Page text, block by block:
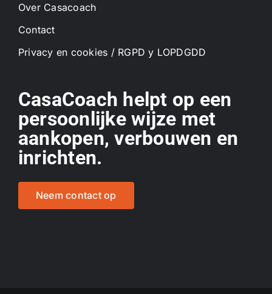
Over Casacoach
Contact
Privacy en cookies / RGPD y LOPDGDD
CasaCoach helpt op een
persoonlijke wijze met
aankopen, verbouwen en
inrichten.
Neem contact op